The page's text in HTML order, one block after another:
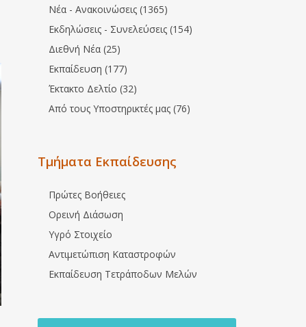
Νέα - Ανακοινώσεις (1365)
Εκδηλώσεις - Συνελεύσεις (154)
Διεθνή Νέα (25)
Εκπαίδευση (177)
Έκτακτο Δελτίο (32)
Από τους Υποστηρικτές μας (76)
Τμήματα Εκπαίδευσης
Πρώτες Βοήθειες
Ορεινή Διάσωση
Υγρό Στοιχείο
Αντιμετώπιση Καταστροφών
Εκπαίδευση Τετράποδων Μελών